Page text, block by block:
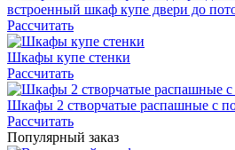
встроенный шкаф купе двери до
Рассчитать
Шкафы купе стенки
Рассчитать
Шкафы 2 створчатые распашные с
Рассчитать
Популярный заказ